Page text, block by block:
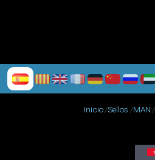
Inicio Sellos MAN